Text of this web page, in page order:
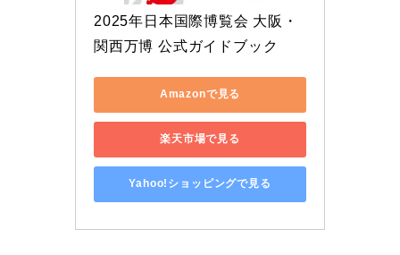
2025年日本国際博覧会 大阪・
関西万博 公式ガイドブック
Amazonで見る
楽天市場で見る
Yahoo!ショッピングで見る